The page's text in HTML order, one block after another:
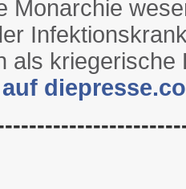
Monarchie
als kriegerische